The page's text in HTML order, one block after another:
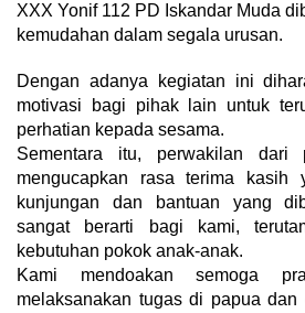
XXX Yonif 112 PD Iskandar Muda
kemudahan dalam segala urusan.
Dengan adanya kegiatan ini
motivasi bagi pihak lain untuk
perhatian kepada sesama.
​Sementara itu, perwakilan dari
mengucapkan rasa terima kasih
kunjungan dan bantuan yang
sangat berarti bagi kami,
kebutuhan pokok anak-anak.
Kami mendoakan semoga
melaksanakan tugas di papua dan